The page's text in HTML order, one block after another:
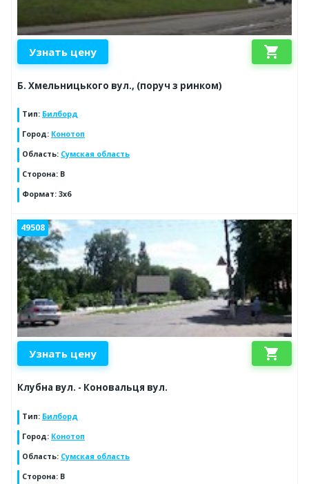
Узнать цену shopping_cart
Б. Хмельницького вул., (поруч з ринком)
Тип: Билборд
Город: Конотоп
Область: Сумская область
Сторона: B
Формат: 3x6
49508
Узнать цену shopping_cart
Клубна вул. - Коновальця вул.
Тип: Билборд
Город: Конотоп
Область: Сумская область
Сторона: B